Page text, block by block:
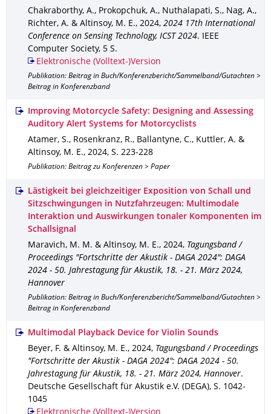
Chakraborthy, A., Prokopchuk, A., Nuthalapati, S., Nag, A.,
Richter, A. & Altinsoy, M. E., 2024, 2024 17th International
Conference on Sensing Technology, ICST 2024.
IEEE
Computer Society, 5 S.
Elektronische (Volltext-)Version
Publikation: Beitrag in Buch/Konferenzbericht/Sammelband/Gutachten >
Beitrag in Konferenzband
Improving Motorcycle Safety: Designing and Assessing
Auditory Alert Systems for Motorcyclists
Atamer, S., Rosenkranz, R., Ballantyne, C., Kuttler, A. &
Altinsoy, M. E., 2024, S. 223-228
Publikation: Beitrag zu Konferenzen > Paper
Lästigkeit bei gleichzeitiger Exposition von Schall und
Sitzschwingungen in Nutzfahrzeugen: Multimodale
Interaktion und Auswirkungen tonaler Komponenten im
Schallsignal
Maravich, M. M. & Altinsoy, M. E., 2024, Tagungsband /
Proceedings "Fortschritte der Akustik - DAGA 2024": DAGA
2024 - 50. Jahrestagung für Akustik, 18. - 21. März 2024,
Hannover
Publikation: Beitrag in Buch/Konferenzbericht/Sammelband/Gutachten >
Beitrag in Konferenzband
Multimodal Playback Device for Violin Sounds
Beyer, F. & Altinsoy, M. E., 2024, Tagungsband / Proceedings
"Fortschritte der Akustik - DAGA 2024": DAGA 2024 - 50.
Jahrestagung für Akustik, 18. - 21. März 2024, Hannover.
Deutsche Gesellschaft für Akustik e.V. (DEGA), S. 1042-
1045